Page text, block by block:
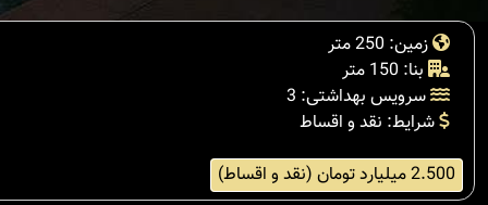
زمین: 250 متر
بنا: 150 متر
سرویس بهداشتی: 3
شرایط: نقد و اقساط
2.500 میلیارد تومان (نقد و اقساط)